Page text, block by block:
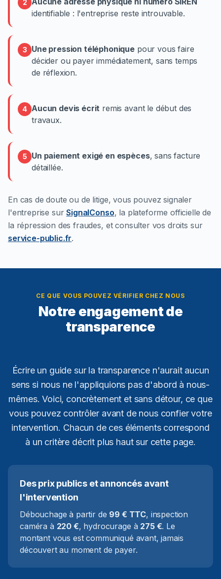
2
identifiable : l'entreprise reste introuvable.
3 Une pression téléphonique pour vous faire
décider ou payer immédiatement, sans temps
de réflexion.
4 Aucun devis écrit remis avant le début des
travaux.
5 Un paiement exigé en espèces, sans facture
détaillée.
En cas de doute ou de litige, vous pouvez signaler
l'entreprise sur SignalConso, la plateforme officielle de
la répression des fraudes, et consulter vos droits sur
service-public.fr.
CE QUE VOUS POUVEZ VÉRIFIER CHEZ NOUS
Notre engagement de
transparence
Écrire un guide sur la transparence n'aurait aucun
sens si nous ne l'appliquions pas d'abord à nous-
mêmes. Voici, concrètement et sans détour, ce que
vous pouvez contrôler avant de nous confier votre
intervention. Chacun de ces éléments correspond
à un critère décrit plus haut sur cette page.
Des prix publics et annoncés avant
l'intervention
Débouchage à partir de 99 € TTC, inspection
caméra à 220 €, hydrocurage à 275 €. Le
montant vous est communiqué avant, jamais
découvert au moment de payer.